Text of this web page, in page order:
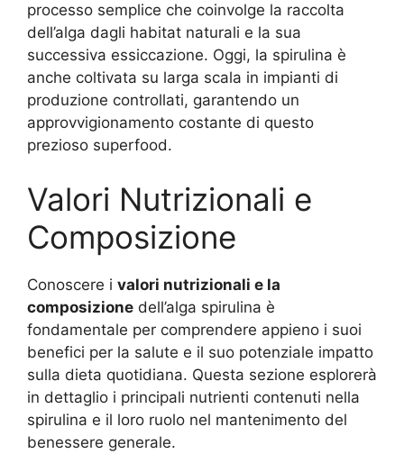
processo semplice che coinvolge la raccolta
dell’alga dagli habitat naturali e la sua
successiva essiccazione. Oggi, la spirulina è
anche coltivata su larga scala in impianti di
produzione controllati, garantendo un
approvvigionamento costante di questo
prezioso superfood.
Valori Nutrizionali e
Composizione
Conoscere i valori nutrizionali e la
composizione dell’alga spirulina è
fondamentale per comprendere appieno i suoi
benefici per la salute e il suo potenziale impatto
sulla dieta quotidiana. Questa sezione esplorerà
in dettaglio i principali nutrienti contenuti nella
spirulina e il loro ruolo nel mantenimento del
benessere generale.